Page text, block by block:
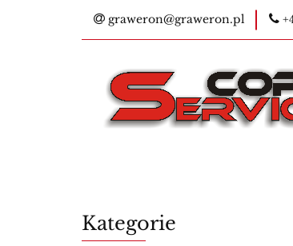
graweron@graweron.pl
E-
Kategorie